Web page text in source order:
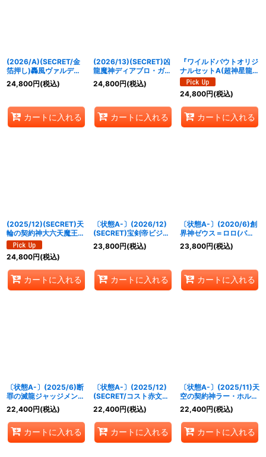
(2026/A)(SECRET/金
箔押し)轟風ヴァルディ
ガイヤー【X-SEC】
{26RBS01-X03}《赤》
24,800円(税込)
カートに入れる
(2026/13)(SECRET)凶
龍魔神ディアブロ・ガン
ディノス【AX-SEC】
{BS76-AX01}《紫》
24,800円(税込)
カートに入れる
『ワイルドバウトオリジ
ナルセットA(超神星龍ジ
ークヴルム・ノヴァ)』
【-】{-}《サプライ》
24,800円(税込)
カートに入れる
(2025/12)(SECRET)天
輪の契約神大六天魔王
(アニメ背景)【契約X-
SEC】{BSC48-CX02}
《多》
24,800円(税込)
カートに入れる
〔状態A-〕(2026/12)
(SECRET)宝剣帝ビジュ
ール・ジュワイオー
【CP-SEC】{BS75-
23,800円(税込)
カートに入れる
〔状態A-〕(2020/6)創
界神ゼウス＝ロロ(バト
スピチャンピオンシップ
2019-超煌臨杯-)
《多》
23,800円(税込)
カートに入れる
〔状態A-〕(2025/6)断
罪の滅龍ジャッジメン
ト・ドラゴニス
(CHAMPION)【X】
{BS24-X01}《赤》
22,400円(税込)
カートに入れる
〔状態A-〕(2025/12)
(SECRET/コスト赤文字)
光龍騎神サジット・アポ
ロドラゴンXV【XV-
SEC】{BSC49-XV02}
《赤》
22,400円(税込)
カートに入れる
〔状態A-〕(2025/11)天
空の契約神ラー・ホルア
クティ(CHAMPION/バ
トスピチャンピオンシッ
プ3on3)【契約X】
{BS71-CX02}《緑》
22,400円(税込)
カートに入れる